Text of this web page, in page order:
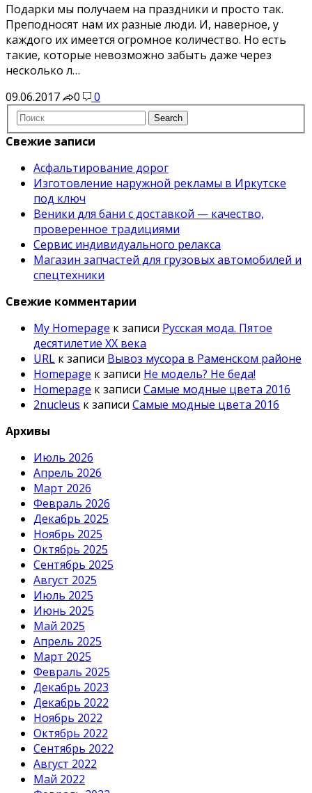
Подарки мы получаем на праздники и просто так.
Преподносят нам их разные люди. И, наверное, у
каждого их имеется огромное количество. Но есть
такие, которые невозможно забыть даже через
несколько л…
09.06.2017
0 0
Свежие записи
Асфальтирование дорог
Изготовление наружной рекламы в Иркутске
под ключ
Веники для бани с доставкой — качество,
проверенное традициями
Сервис индивидуального релакса
Магазин запчастей для грузовых автомобилей и
спецтехники
Свежие комментарии
My Homepage к записи Русская мода. Пятое
десятилетие ХХ века
URL к записи Вывоз мусора в Раменском районе
Homepage к записи Не модель? Не беда!
Homepage к записи Самые модные цвета 2016
2nucleus к записи Самые модные цвета 2016
Архивы
Июль 2026
Апрель 2026
Март 2026
Февраль 2026
Декабрь 2025
Ноябрь 2025
Октябрь 2025
Сентябрь 2025
Август 2025
Июль 2025
Июнь 2025
Май 2025
Апрель 2025
Март 2025
Февраль 2025
Декабрь 2023
Декабрь 2022
Ноябрь 2022
Октябрь 2022
Сентябрь 2022
Август 2022
Май 2022